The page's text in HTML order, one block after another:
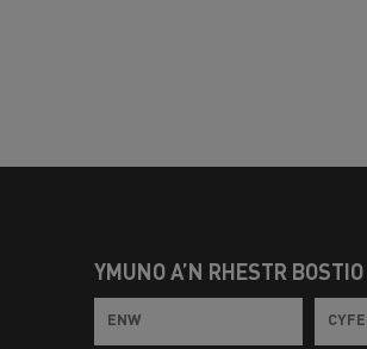
YMUNO Â’N RHESTR BOSTIO